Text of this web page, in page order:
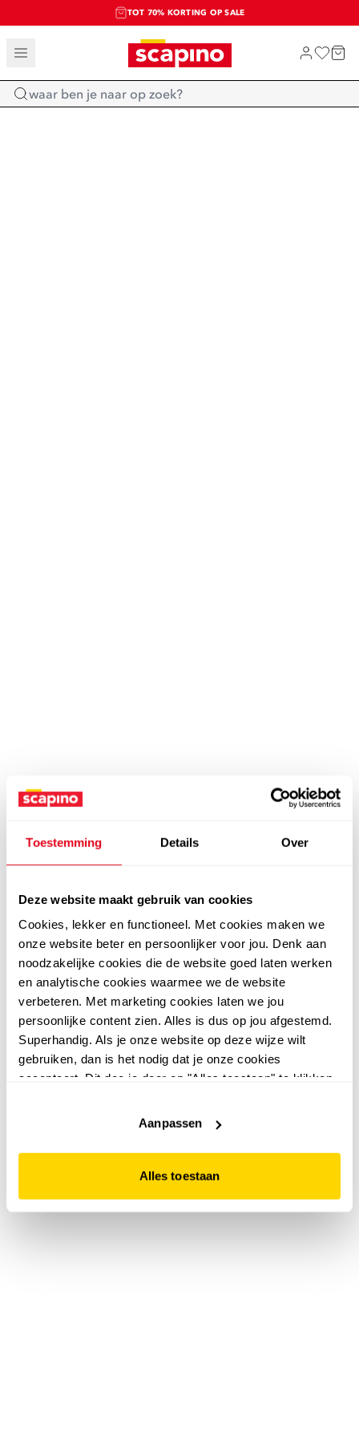
Toestemming Details Over
Deze website maakt gebruik van cookies
Cookies, lekker en functioneel. Met cookies maken we
onze website beter en persoonlijker voor jou. Denk aan
noodzakelijke cookies die de website goed laten werken
en analytische cookies waarmee we de website
verbeteren. Met marketing cookies laten we jou
persoonlijke content zien. Alles is dus op jou afgestemd.
Superhandig. Als je onze website op deze wijze wilt
gebruiken, dan is het nodig dat je onze cookies
accepteert. Dit doe je door op "Alles toestaan" te klikken.
website niet optimaal functioneert.
Aanpassen
Alles toestaan
TOT 70% KORTING OP SALE
SALE: LAATSTE KANS!
SHOP NIEUW
Home